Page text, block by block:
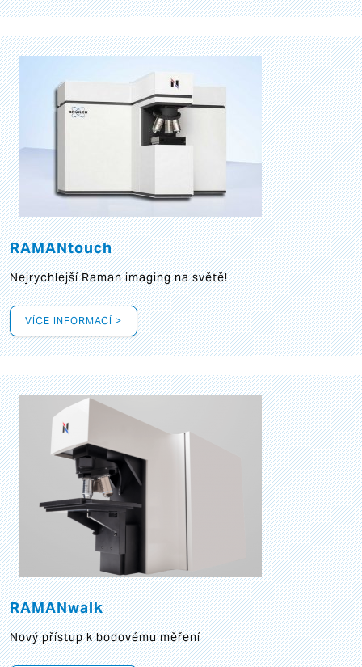
RAMANtouch
Nejrychlejší Raman imaging na světě!
VÍCE INFORMACÍ >
RAMANwalk
Nový přístup k bodovému měření